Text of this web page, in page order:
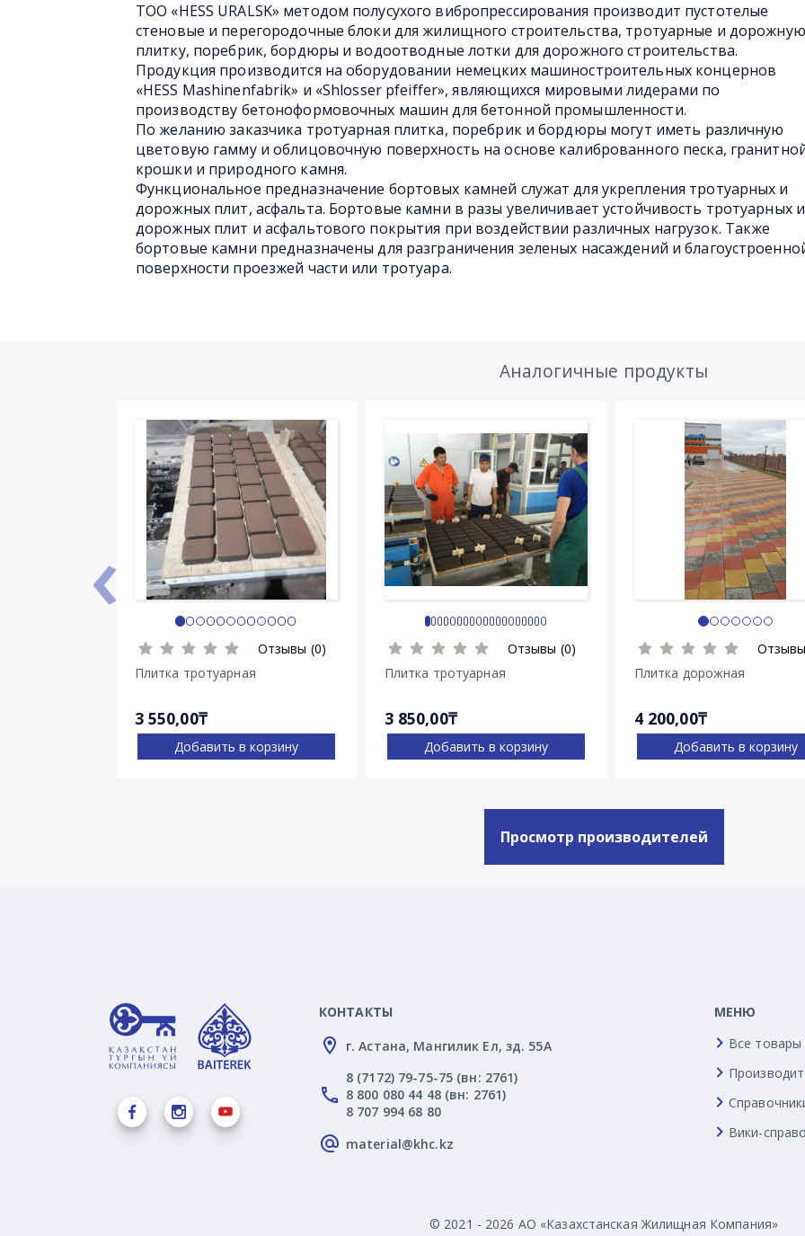
ТОО «HESS URALSK» методом полусухого вибропрессирования производит пустотелые
стеновые и перегородочные блоки для жилищного строительства, тротуарные и дорожную
плитку, поребрик, бордюры и водоотводные лотки для дорожного строительства.
Продукция производится на оборудовании немецких машиностроительных концернов
«HESS Mashinenfabrik» и «Shlosser pfeiffer», являющихся мировыми лидерами по
производству бетоноформовочных машин для бетонной промышленности.
По желанию заказчика тротуарная плитка, поребрик и бордюры могут иметь различную
цветовую гамму и облицовочную поверхность на основе калиброванного песка,
крошки и природного камня.
Функциональное предназначение бортовых камней служат для укрепления тротуарных и
дорожных плит, асфальта. Бортовые камни в разы увеличивает устойчивость тротуарных и
дорожных плит и асфальтового покрытия при воздействии различных нагрузок. Также
бортовые камни предназначены для разграничения зеленых насаждений и
поверхности проезжей части или тротуара.
Аналогичные продукты
Отзывы (0)
Плитка тротуарная
3 550,00₸
Добавить в корзину
Отзывы (0)
Плитка тротуарная
3 850,00₸
Добавить в корзину
Плитка дорожная
4 200,00₸
Добавить в корзину
‹
Просмотр производителей
КОНТАКТЫ
г. Астана, Мангилик Ел, зд. 55А
8 (7172) 79-75-75 (вн: 2761)
8 800 080 44 48 (вн: 2761)
8 707 994 68 80
material@khc.kz
МЕНЮ
Все товары
Вики-
© 2021 - 2026 АО «Казахстанская Жилищная Компания»